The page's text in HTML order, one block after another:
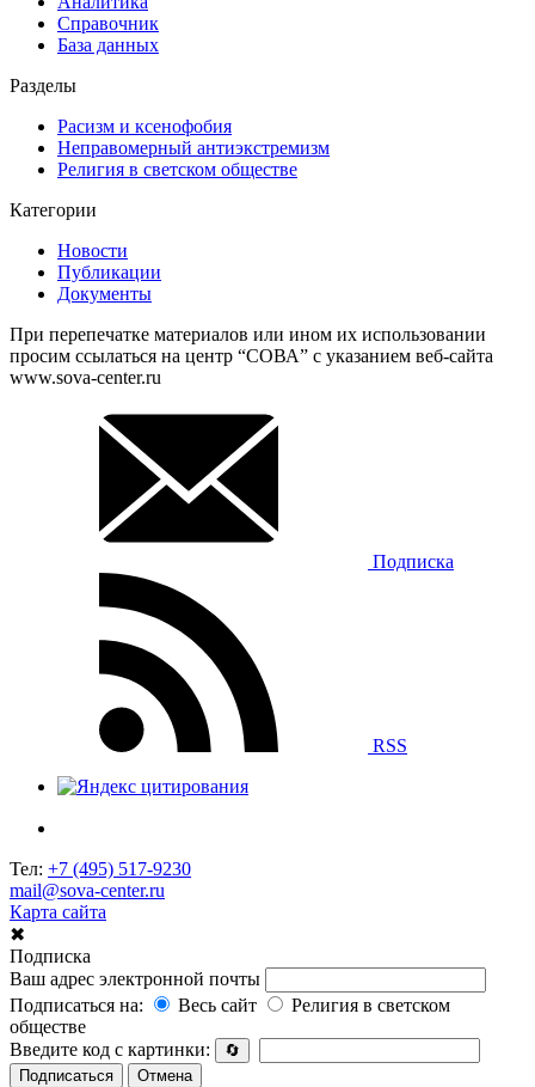
Справочник
База данных
Разделы
Расизм и ксенофобия
Неправомерный антиэкстремизм
Религия в светском обществе
Категории
Новости
Публикации
Документы
При перепечатке материалов или ином их использовании
просим ссылаться на центр “СОВА” с указанием веб-сайта
www.sova-center.ru
Подписка
RSS
Тел: +7 (495) 517-9230
mail@sova-center.ru
Карта сайта
✖
Подписка
Ваш адрес электронной почты
Подписаться на:
Весь сайт
Религия в светском
обществе
Введите код с картинки:
🔄
Подписаться
Отмена